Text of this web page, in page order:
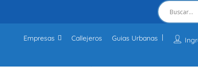
Empresas Callejeros Guias Urbanas